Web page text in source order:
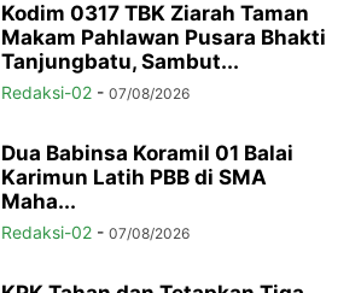
Kodim 0317 TBK Ziarah Taman
Makam Pahlawan Pusara Bhakti
Tanjungbatu, Sambut...
Redaksi-02 - 07/08/2026
Dua Babinsa Koramil 01 Balai
Karimun Latih PBB di SMA
Maha...
Redaksi-02 - 07/08/2026